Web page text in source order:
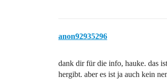
anon92935296
dank dir für die info, hauke. das
hergibt. aber es ist ja auch kein